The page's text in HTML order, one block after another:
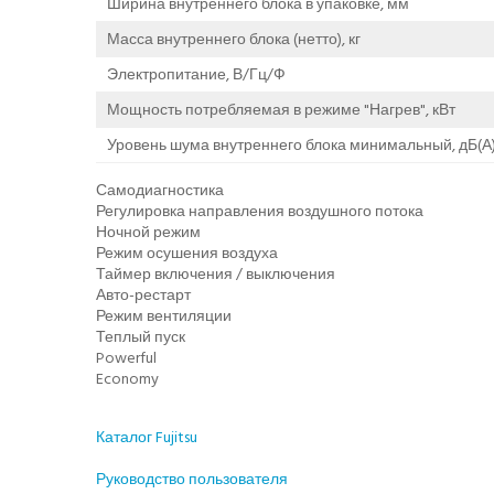
Масса внутреннего блока (нетто), кг
Электропитание, В/Гц/Ф
Мощность потребляемая в режиме "Нагрев", кВт
Уровень шума внутреннего блока минимальный,
Самодиагностика
Регулировка направления воздушного потока
Ночной режим
Режим осушения воздуха
Таймер включения / выключения
Авто-рестарт
Режим вентиляции
Теплый пуск
Powerful
Economy
Каталог Fujitsu
Руководство пользователя